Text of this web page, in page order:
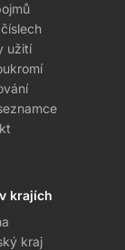
užití
krajích
kraj